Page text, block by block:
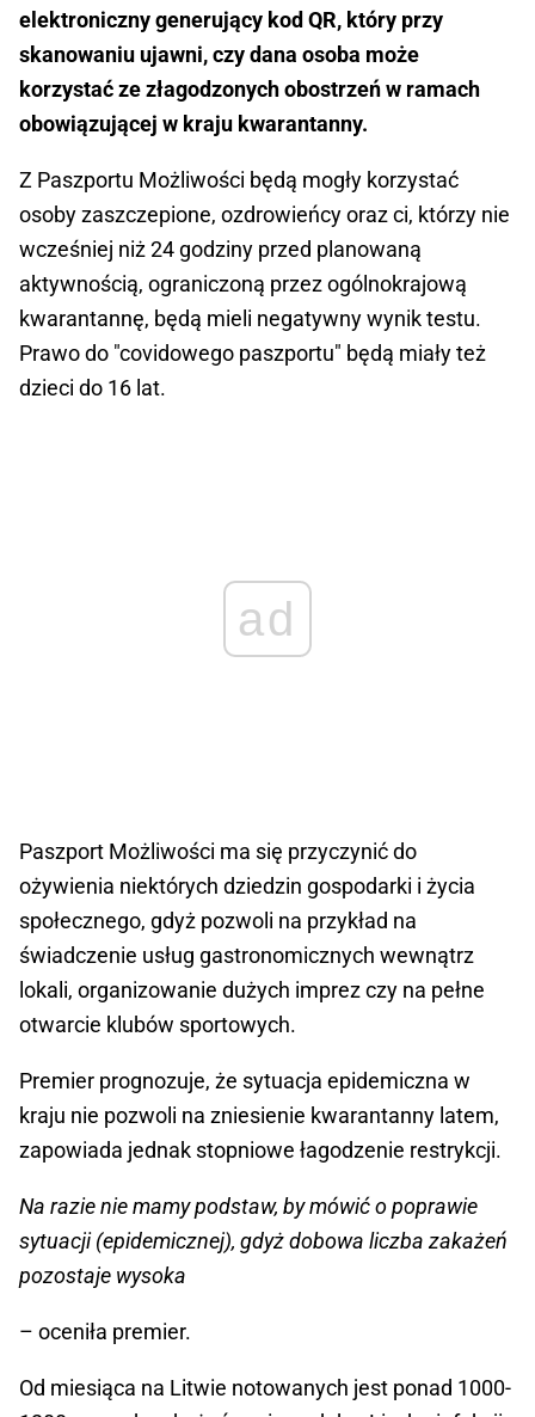
elektroniczny generujący kod QR, który przy
skanowaniu ujawni, czy dana osoba może
korzystać ze złagodzonych obostrzeń w ramach
obowiązującej w kraju kwarantanny.
Z Paszportu Możliwości będą mogły korzystać
osoby zaszczepione, ozdrowieńcy oraz ci, którzy nie
wcześniej niż 24 godziny przed planowaną
aktywnością, ograniczoną przez ogólnokrajową
kwarantannę, będą mieli negatywny wynik testu.
Prawo do "covidowego paszportu" będą miały też
dzieci do 16 lat.
ad
Paszport Możliwości ma się przyczynić do
ożywienia niektórych dziedzin gospodarki i życia
społecznego, gdyż pozwoli na przykład na
świadczenie usług gastronomicznych wewnątrz
lokali, organizowanie dużych imprez czy na pełne
otwarcie klubów sportowych.
Premier prognozuje, że sytuacja epidemiczna w
kraju nie pozwoli na zniesienie kwarantanny latem,
zapowiada jednak stopniowe łagodzenie restrykcji.
Na razie nie mamy podstaw, by mówić o poprawie
sytuacji (epidemicznej), gdyż dobowa liczba zakażeń
pozostaje wysoka
– oceniła premier.
Od miesiąca na Litwie notowanych jest ponad 1000-